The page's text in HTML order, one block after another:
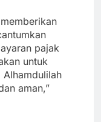
pajak
untuk
aman,”